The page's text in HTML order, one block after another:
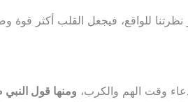
نظرتنا للواقع، فيجعل القلب أكثر قوة
وقت الهم والكرب، ومنها قول